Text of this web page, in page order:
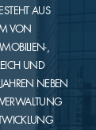
AUS
VON
,
UND
NEBEN